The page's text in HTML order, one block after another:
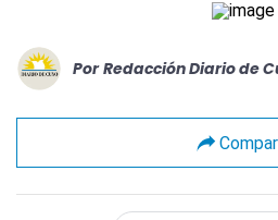
Por Redacción Diario de